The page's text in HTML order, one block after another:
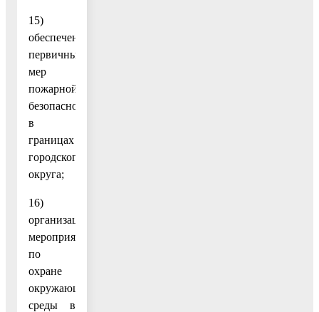
15)
обеспечение
первичных
мер
пожарной
безопасности
в
границах
городского
округа;
16)
организация
мероприятий
по
охране
окружающей
среды в